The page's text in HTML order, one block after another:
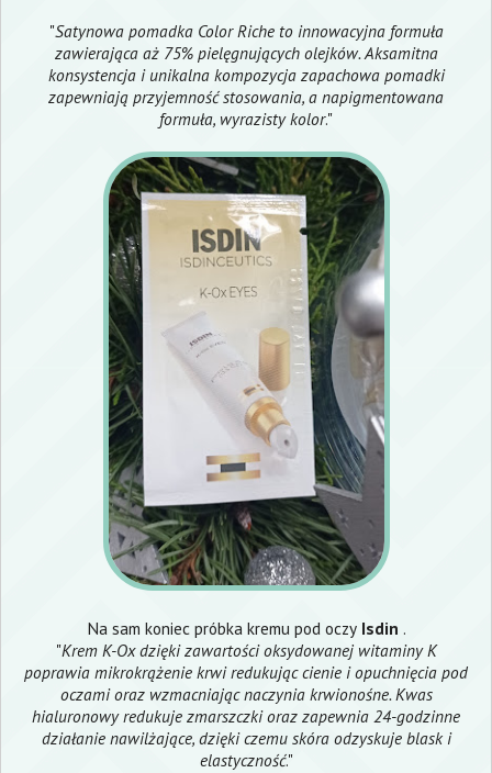
"Satynowa pomadka Color Riche to innowacyjna formuła
zawierająca aż 75% pielęgnujących olejków. Aksamitna
konsystencja i unikalna kompozycja zapachowa pomadki
zapewniają przyjemność stosowania, a napigmentowana
formuła, wyrazisty kolor."
Na sam koniec próbka kremu pod oczy Isdin .
"Krem K-Ox dzięki zawartości oksydowanej witaminy K
poprawia mikrokrążenie krwi redukując cienie i opuchnięcia pod
oczami oraz wzmacniając naczynia krwionośne. Kwas
hialuronowy redukuje zmarszczki oraz zapewnia 24-godzinne
działanie nawilżające, dzięki czemu skóra odzyskuje blask i
elastyczność."